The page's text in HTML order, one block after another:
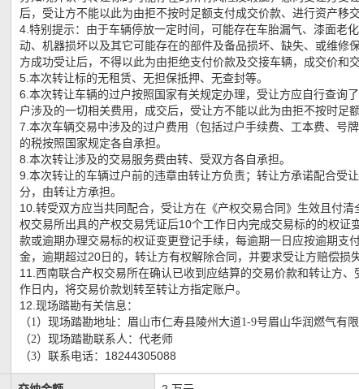
后，受让方不能以此为由拒不按时足额支付成交价款、进行资产移交
4.特别提示：由于车辆停放一定时间，可能存在车胎漏气、漆面老
动、机器损坏以及其它可能存在的部件及备品损坏、缺失、或维修
方成功受让后，不得以此为由拒绝支付价款及交接车辆，成交价和
5.本次转让标的无租赁、无担保抵押、无查封等。
6.本次转让车辆的过户按照国家有关规定办理，受让方应自行查询
户涉及的一切相关费用，成交后，受让方不能以此为由拒不按时足
7.本次车辆交易中涉及的过户费用（包括过户手续费、工本费、号
的税按照国家规定各自承担。
8.本次转让涉及的交易服务费由转、受双方各自承担。
9.本次转让的车辆过户前的违章由转让方负责；转让方承诺配合受
分，由转让方承担。
10.转受双方应当共同配合，受让方在《产权交易合同》生效且付
权交易所出具的产权交易凭证后10个工作日内完成交易标的的权证
款或逾期办理交易标的权证变更登记手续，每逾期一日应按逾期支
金，逾期超过20日的，转让方有权解除合同，并要求受让方赔偿损失
11.西南联合产权交易所在确认已收到应结算的交易价款和转让方
作日内，将交易价款划转至转让方指定账户。
12.现场踏勘有关信息：
（1）现场踏勘地址： 眉山市仁寿县陵州大道1-9号眉山华润燃气有限
（2）现场踏勘联系人： 代老师
（3）联系电话： 18244305088